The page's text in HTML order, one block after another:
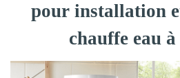
pour installation
chauffe eau